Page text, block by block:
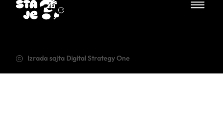
Izrada sajta Digital Strategy One